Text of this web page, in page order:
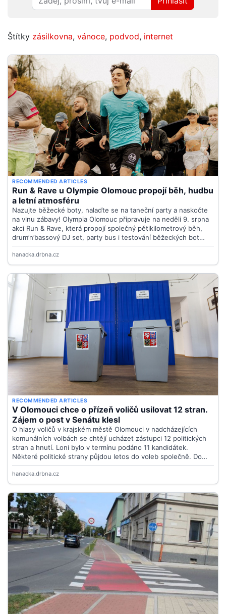
Štítky zásilkovna, vánoce, podvod, internet